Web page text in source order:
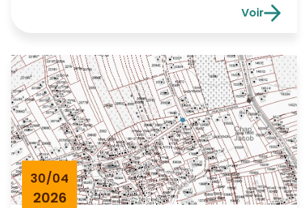
Rouget, à 6792 HALANZY, et cadastré 3ème
Voir
Urbanisme
30/04
2026